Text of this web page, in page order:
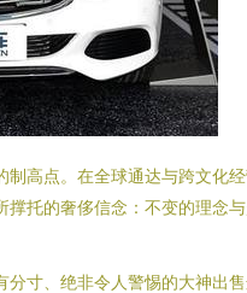
制高点。在全球通达与跨文化
撑托的奢侈信念：不变的理念
分寸、绝非令人警惕的大神出